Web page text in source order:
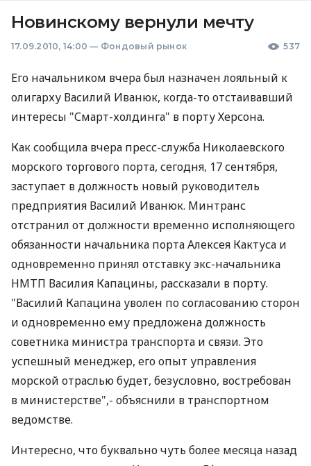
Новинскому вернули мечту
17.09.2010, 14:00 — Фондовый рынок 537
Его начальником вчера был назначен лояльный к
олигарху Василий Иванюк, когда-то отстаивавший
интересы "Смарт-холдинга" в порту Херсона.
Как сообщила вчера пресс-служба Николаевского
морского торгового порта, сегодня, 17 сентября,
заступает в должность новый руководитель
предприятия Василий Иванюк. Минтранс
отстранил от должности временно исполняющего
обязанности начальника порта Алексея Кактуса и
одновременно принял отставку экс-начальника
НМТП Василия Капацины, рассказали в порту.
"Василий Капацина уволен по согласованию сторон
и одновременно ему предложена должность
советника министра транспорта и связи. Это
успешный менеджер, его опыт управления
морской отраслью будет, безусловно, востребован
в министерстве",- объяснили в транспортном
ведомстве.
Интересно, что буквально чуть более месяца назад